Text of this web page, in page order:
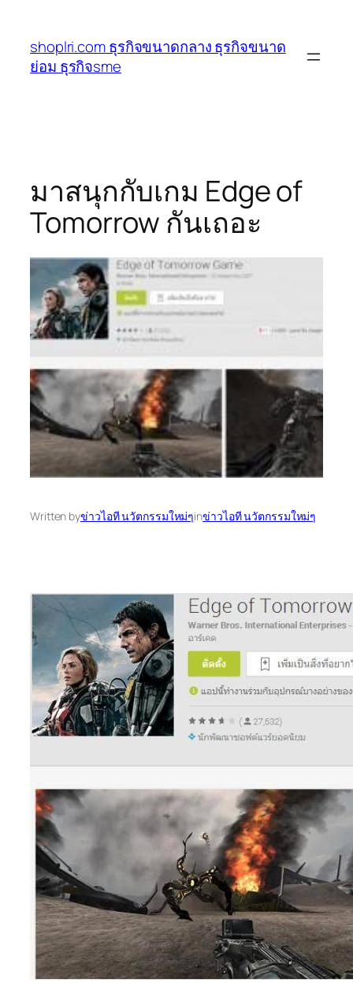
เนื้อหา
shoplri.com ธุรกิจขนาดกลาง ธุรกิจขนาด
ย่อม ธุรกิจsme
มาสนุกกับเกม Edge of
Tomorrow กันเถอะ
Written byข่าวไอที นวัตกรรมใหม่ๆinข่าวไอที นวัตกรรมใหม่ๆ